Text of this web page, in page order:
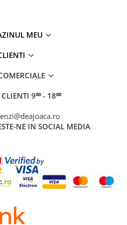
MEU
9⁰⁰ - 18⁰⁰
NE IN SOCIAL MEDIA